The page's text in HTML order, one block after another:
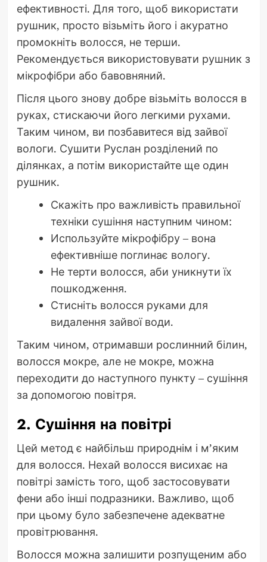
ефективності. Для того, щоб використати
рушник, просто візьміть його і акуратно
промокніть волосся, не терши.
Рекомендується використовувати рушник з
мікрофібри або бавовняний.
Після цього знову добре візьміть волосся в
руках, стискаючи його легкими рухами.
Таким чином, ви позбавитеся від зайвої
вологи. Сушити Руслан розділений по
ділянках, а потім використайте ще один
рушник.
Скажіть про важливість правильної
техніки сушіння наступним чином:
Используйте мікрофібру – вона
ефективніше поглинає вологу.
Не терти волосся, аби уникнути їх
пошкодження.
Стисніть волосся руками для
видалення зайвої води.
Таким чином, отримавши рослинний білин,
волосся мокре, але не мокре, можна
переходити до наступного пункту – сушіння
за допомогою повітря.
2. Сушіння на повітрі
Цей метод є найбільш природнім і м’яким
для волосся. Нехай волосся висихає на
повітрі замість того, щоб застосовувати
фени або інші подразники. Важливо, щоб
при цьому було забезпечене адекватне
провітрювання.
Волосся можна залишити розпущеним або